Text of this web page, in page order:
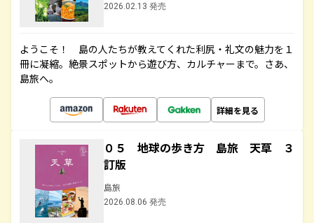
2026.02.13 発売
ようこそ！ 島の人たちが教えてくれた利尻・礼文の魅力を１
冊に凝縮。絶景スポットから遊び方、カルチャーまで。さあ、
島旅へ。
詳細を見る
０５ 地球の歩き方 島旅 天草 ３
訂版
島旅
2026.08.06 発売